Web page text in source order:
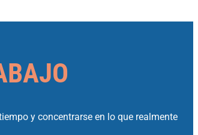
y concentrarse en lo que realmente